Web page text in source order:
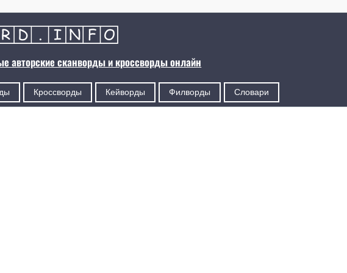
авторские сканворды и кроссворды онлайн
Кроссворды Кейворды Филворды Словари